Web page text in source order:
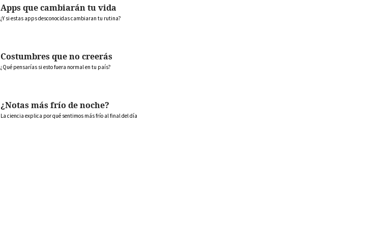
Apps que cambiarán tu vida
¿Y si estas apps desconocidas cambiaran tu rutina?
Costumbres que no creerás
¿Qué pensarías si esto fuera normal en tu país?
¿Notas más frío de noche?
La ciencia explica por qué sentimos más frío al final del día